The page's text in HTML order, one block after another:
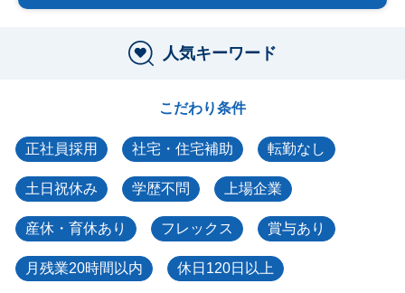
人気キーワード
こだわり条件
正社員採用 社宅・住宅補助 転勤なし
土日祝休み 学歴不問 上場企業
産休・育休あり フレックス 賞与あり
月残業20時間以内 休日120日以上